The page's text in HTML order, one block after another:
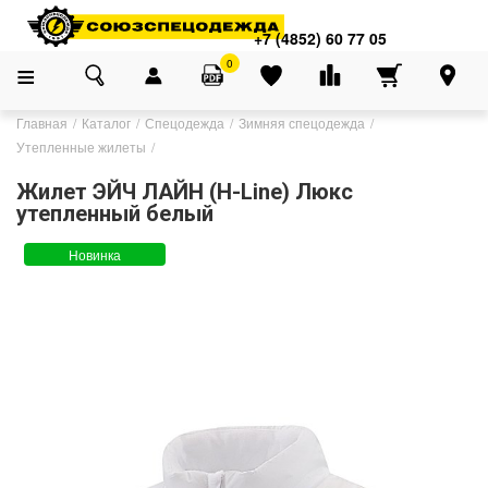
+7 (4852) 60 77 05
0
Главная Каталог Спецодежда
Зимняя спецодежда
Утепленные жилеты
Жилет ЭЙЧ ЛАЙН (H-Line) Люкс
утепленный белый
Новинка